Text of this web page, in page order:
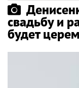
свадьбу и
будет